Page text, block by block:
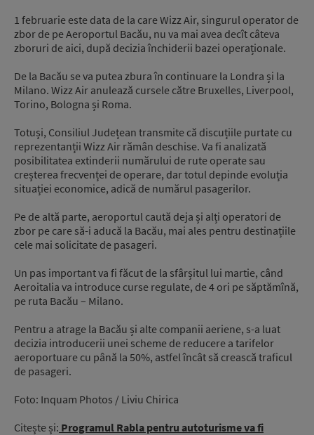
1 februarie este data de la care Wizz Air, singurul operator de
zbor de pe Aeroportul Bacău, nu va mai avea decît câteva
zboruri de aici, după decizia închiderii bazei operaționale.
De la Bacău se va putea zbura în continuare la Londra și la
Milano. Wizz Air anulează cursele către Bruxelles, Liverpool,
Torino, Bologna și Roma.
Totuși, Consiliul Județean transmite că discuțiile purtate cu
reprezentanții Wizz Air rămân deschise. Va fi analizată
posibilitatea extinderii numărului de rute operate sau
creșterea frecvenței de operare, dar totul depinde evoluția
situației economice, adică de numărul pasagerilor.
Pe de altă parte, aeroportul caută deja și alți operatori de
zbor pe care să-i aducă la Bacău, mai ales pentru destinațiile
cele mai solicitate de pasageri.
Un pas important va fi făcut de la sfârșitul lui martie, când
Aeroitalia va introduce curse regulate, de 4 ori pe săptămînă,
pe ruta Bacău – Milano.
Pentru a atrage la Bacău și alte companii aeriene, s-a luat
decizia introducerii unei scheme de reducere a tarifelor
aeroportuare cu până la 50%, astfel încât să crească traficul
de pasageri.
Foto: Inquam Photos / Liviu Chirica
Citește și: Programul Rabla pentru autoturisme va fi